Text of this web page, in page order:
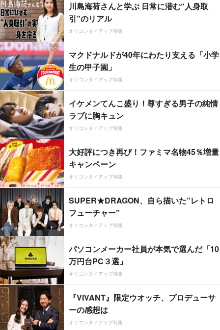
川島海荷さんと学ぶ 日常に潜む“人身取
引”のリアル
オリコンタイアップ特集
マクドナルドが40年にわたり支える「小学
生の甲子園」
オリコンタイアップ特集
イケメンてんこ盛り！尊すぎる男子の純情
ラブに胸キュン
オリコンタイアップ特集
大好評につき再び！ファミマ名物45％増量
キャンペーン
オリコンタイアップ特集
SUPER★DRAGON、自ら描いた”レトロ
フューチャー”
オリコンタイアップ特集
パソコンメーカー社員が本気で選んだ「10
万円台PC３選」
オリコンタイアップ特集
『VIVANT』限定ウオッチ、プロデューサ
ーの感想は
オリコンタイアップ特集